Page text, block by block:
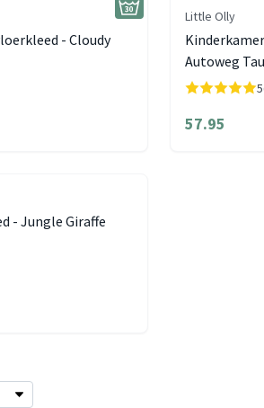
- Cloudy
Little Olly
Autoweg
5
57.95
- Jungle Giraffe